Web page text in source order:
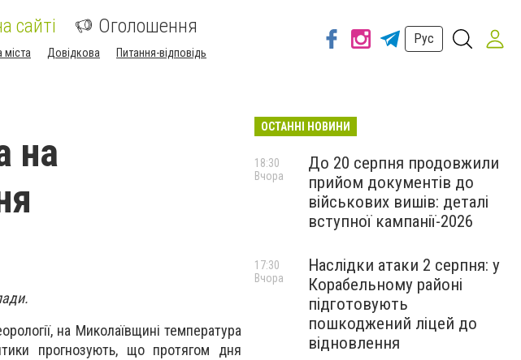
сайті Оголошення
міста Довідкова Питання-відповідь
Рус
на
на Миколаївщині температура
прогнозують, що протягом дня
ОСТАННІ НОВИНИ
До 20 серпня продовжили
прийом документів до
військових вишів: деталі
вступної кампанії-2026
18:30
Вчора
Наслідки атаки 2 серпня: у
Корабельному районі
підготовують
пошкоджений ліцей до
відновлення
17:30
Вчора